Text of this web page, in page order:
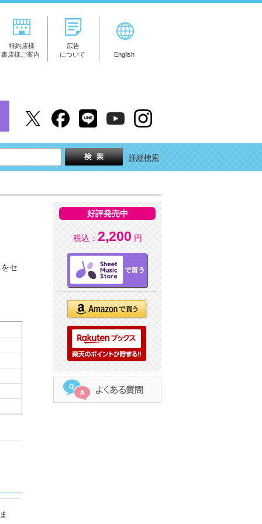
特約店様
書店様ご案内
広告
について
English
詳細検索
セ
好評発売中
税込： 2,200 円